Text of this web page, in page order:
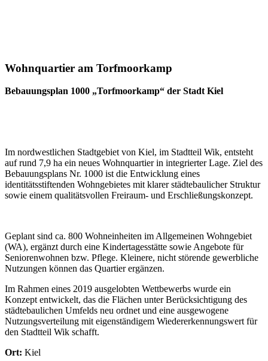
Wohnquartier am Torfmoorkamp
Bebauungsplan 1000 „Torfmoorkamp“ der Stadt Kiel
Im nordwestlichen Stadtgebiet von Kiel, im Stadtteil Wik, entsteht
auf rund 7,9 ha ein neues Wohnquartier in integrierter Lage. Ziel des
Bebauungsplans Nr. 1000 ist die Entwicklung eines
identitätsstiftenden Wohngebietes mit klarer städtebaulicher Struktur
sowie einem qualitätsvollen Freiraum- und Erschließungskonzept.
Geplant sind ca. 800 Wohneinheiten im Allgemeinen Wohngebiet
(WA), ergänzt durch eine Kindertagesstätte sowie Angebote für
Seniorenwohnen bzw. Pflege. Kleinere, nicht störende gewerbliche
Nutzungen können das Quartier ergänzen.
Im Rahmen eines 2019 ausgelobten Wettbewerbs wurde ein
Konzept entwickelt, das die Flächen unter Berücksichtigung des
städtebaulichen Umfelds neu ordnet und eine ausgewogene
Nutzungsverteilung mit eigenständigem Wiedererkennungswert für
den Stadtteil Wik schafft.
Ort: Kiel